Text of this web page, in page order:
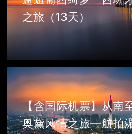
之旅（13天）
【含国际机票】从南
奥黛风情之旅—航拍